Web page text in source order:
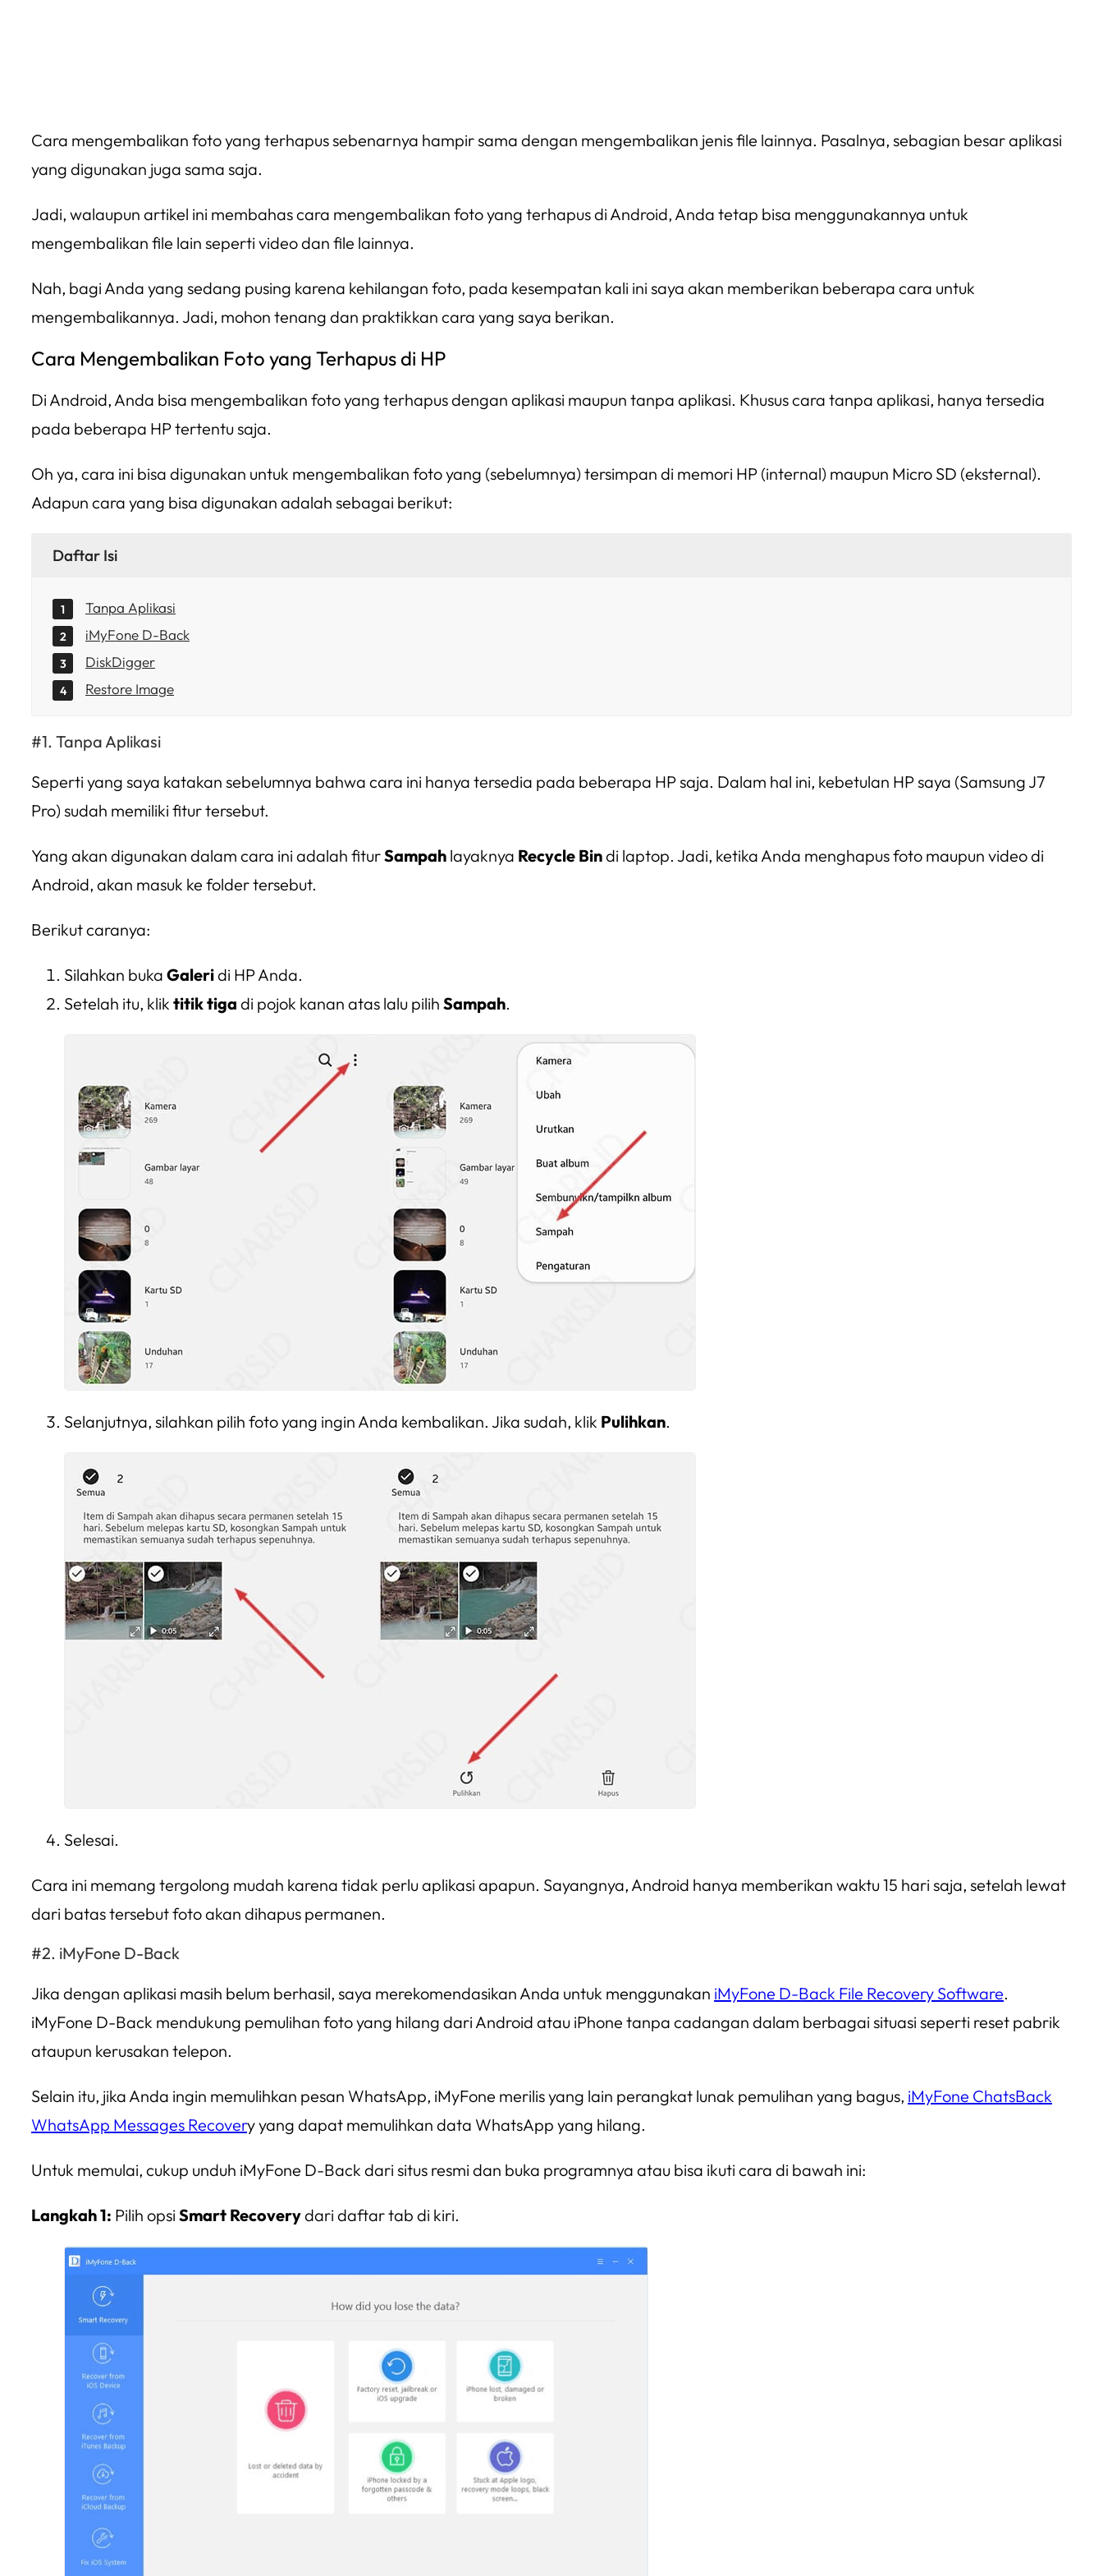
Cara mengembalikan foto yang terhapus sebenarnya hampir sama dengan mengembalikan jenis file lainnya. Pasalnya, sebagian besar aplikasi
yang digunakan juga sama saja.
Jadi, walaupun artikel ini membahas cara mengembalikan foto yang terhapus di Android, Anda tetap bisa menggunakannya untuk
mengembalikan file lain seperti video dan file lainnya.
Nah, bagi Anda yang sedang pusing karena kehilangan foto, pada kesempatan kali ini saya akan memberikan beberapa cara untuk
mengembalikannya. Jadi, mohon tenang dan praktikkan cara yang saya berikan.
Cara Mengembalikan Foto yang Terhapus di HP
Di Android, Anda bisa mengembalikan foto yang terhapus dengan aplikasi maupun tanpa aplikasi. Khusus cara tanpa aplikasi, hanya tersedia
pada beberapa HP tertentu saja.
Oh ya, cara ini bisa digunakan untuk mengembalikan foto yang (sebelumnya) tersimpan di memori HP (internal) maupun Micro SD (eksternal).
Adapun cara yang bisa digunakan adalah sebagai berikut:
Daftar Isi
Tanpa Aplikasi
iMyFone D-Back
DiskDigger
Restore Image
Tanpa Aplikasi
Seperti yang saya katakan sebelumnya bahwa cara ini hanya tersedia pada beberapa HP saja. Dalam hal ini, kebetulan HP saya (Samsung J7
Pro) sudah memiliki fitur tersebut.
Yang akan digunakan dalam cara ini adalah fiturSampah layaknya Recycle Bindi laptop. Jadi, ketika Anda menghapus foto maupun video di
Android, akan masuk ke folder tersebut.
Berikut caranya:
Silahkan buka Galeridi HP Anda.
Setelah itu, klik titik tiga di pojok kanan atas lalu pilih Sampah.
Selanjutnya, silahkan pilih foto yang ingin Anda kembalikan. Jika sudah, klik Pulihkan.
Selesai.
Cara ini memang tergolong mudah karena tidak perlu aplikasi apapun. Sayangnya, Android hanya memberikan waktu 15 hari saja, setelah lewat
dari batas tersebut foto akan dihapus permanen.
iMyFone D-Back
Jika dengan aplikasi masih belum berhasil, saya merekomendasikan Anda untuk menggunakan iMyFone D-Back File Recovery Software.
iMyFone D-Back mendukung pemulihan foto yang hilang dari Android atau iPhone tanpa cadangan dalam berbagai situasi seperti reset pabrik
ataupun kerusakan telepon.
Selain itu, jika Anda ingin memulihkan pesan WhatsApp, iMyFone merilis yang lain perangkat lunak pemulihan yang bagus, iMyFone ChatsBack
WhatsApp Messages Recovery yang dapat memulihkan data WhatsApp yang hilang.
Untuk memulai, cukup unduh iMyFone D-Back dari situs resmi dan buka programnya atau bisa ikuti cara di bawah ini:
Langkah 1: Pilih opsi Smart Recoverydari daftar tab di kiri.